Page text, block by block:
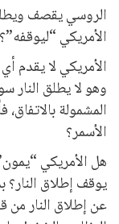
الروسي يقصف
اﻷمريكي “ليوقفه”؟
اﻷمريكي لا يقدم
وهو لا يطلق
المشمولة
اﻷسمر؟
هل اﻷمريكي
يوقف إطلاق
عن إطلاق النار